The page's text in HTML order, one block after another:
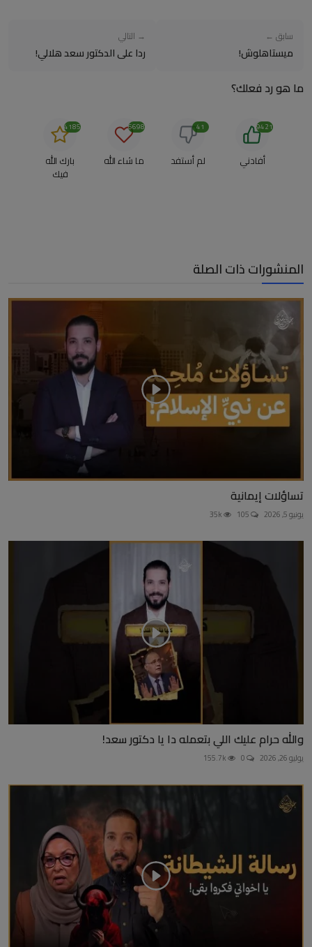
سابق ←
ميستاهلوش!
→ التالي
ردا على الدكتور سعد هلالي!
ما هو رد فعلك؟
أفادني
9421
لم أستفد
41
ما شاء الله
6698
بارك الله
فيك
4185
المنشورات ذات الصلة
تساؤلات إيمانية
يونيو 5, 2026
والله حرام عليك اللي بتعمله دا يا دكتور سعد!
يوليو 26, 2026